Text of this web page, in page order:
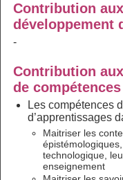
Contribution
développement
-
Contribution
de
Les compétences
d’apprentissages
Maitriser les
technologique,
enseignement